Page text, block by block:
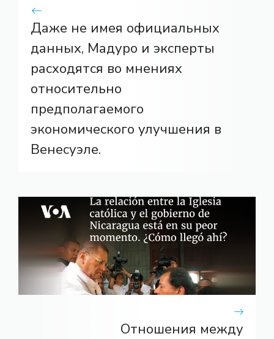
Даже не имея официальных
данных, Мадуро и эксперты
расходятся во мнениях
относительно
предполагаемого
экономического улучшения в
Венесуэле.
Отношения между